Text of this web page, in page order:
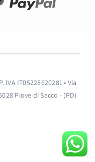
IT05228620281 • Via
Piove di Sacco - (PD)